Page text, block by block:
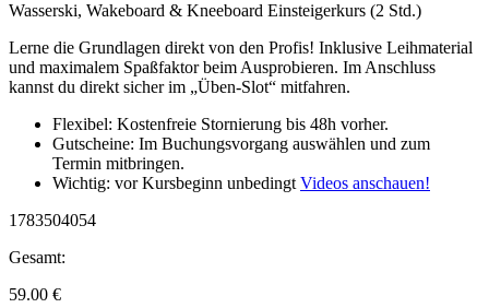
Wasserski, Wakeboard & Kneeboard Einsteigerkurs (2 Std.)
Lerne die Grundlagen direkt von den Profis! Inklusive Leihmaterial
und maximalem Spaßfaktor beim Ausprobieren. Im Anschluss
kannst du direkt sicher im „Üben-Slot“ mitfahren.
Flexibel: Kostenfreie Stornierung bis 48h vorher.
Gutscheine: Im Buchungsvorgang auswählen und zum
Termin mitbringen.
Wichtig: vor Kursbeginn unbedingt Videos anschauen!
1783504054
Gesamt:
59.00 €